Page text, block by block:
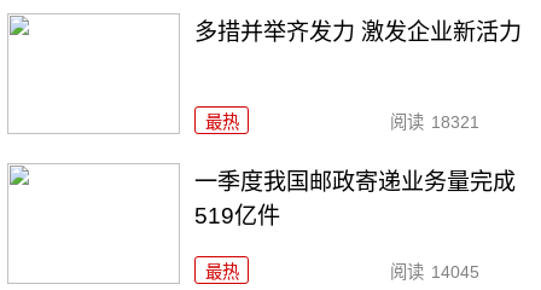
多措并举齐发力 激发企业新活力
最热 阅读 18321
一季度我国邮政寄递业务量完成
519亿件
最热 阅读 14045